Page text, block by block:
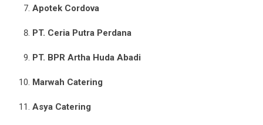
Apotek Cordova
PT. Ceria Putra Perdana
PT. BPR Artha Huda Abadi
Marwah Catering
Asya Catering